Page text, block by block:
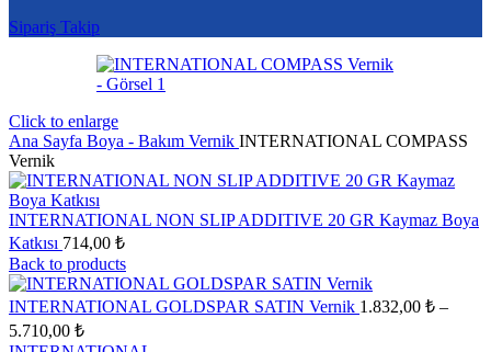
Sipariş Takip
Click to enlarge
Ana Sayfa Boya - Bakım Vernik INTERNATIONAL COMPASS
Vernik
INTERNATIONAL NON SLIP ADDITIVE 20 GR Kaymaz Boya
Katkısı 714,00 ₺
Back to products
INTERNATIONAL GOLDSPAR SATIN Vernik 1.832,00 ₺ –
5.710,00 ₺Fiyat
aralığı: